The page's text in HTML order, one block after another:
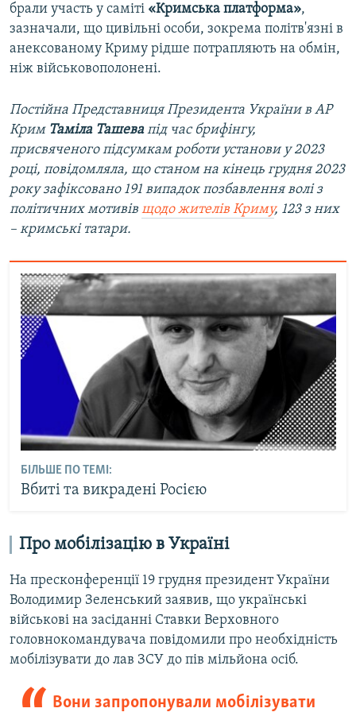
брали участь у саміті «Кримська платформа»,
зазначали, що цивільні особи, зокрема політв'язні в
анексованому Криму рідше потрапляють на обмін,
ніж військовополонені.
Постійна Представниця Президента України в АР
Крим Таміла Ташевапід час брифінгу,
присвяченого підсумкам роботи установи у 2023
році, повідомляла, що станом на кінець грудня 2023
року зафіксовано 191 випадок позбавлення волі з
політичних мотивів щодо жителів Криму, 123 з них
– кримські татари.
БІЛЬШЕ ПО ТЕМІ:
Вбиті та викрадені Росією
Про мобілізацію в Україні
На пресконференції 19 грудня президент України
Володимир Зеленський заявив, що українські
військові на засіданні Ставки Верховного
головнокомандувача повідомили про необхідність
мобілізувати до лав ЗСУ до пів мільйона осіб.
Вони запропонували мобілізувати